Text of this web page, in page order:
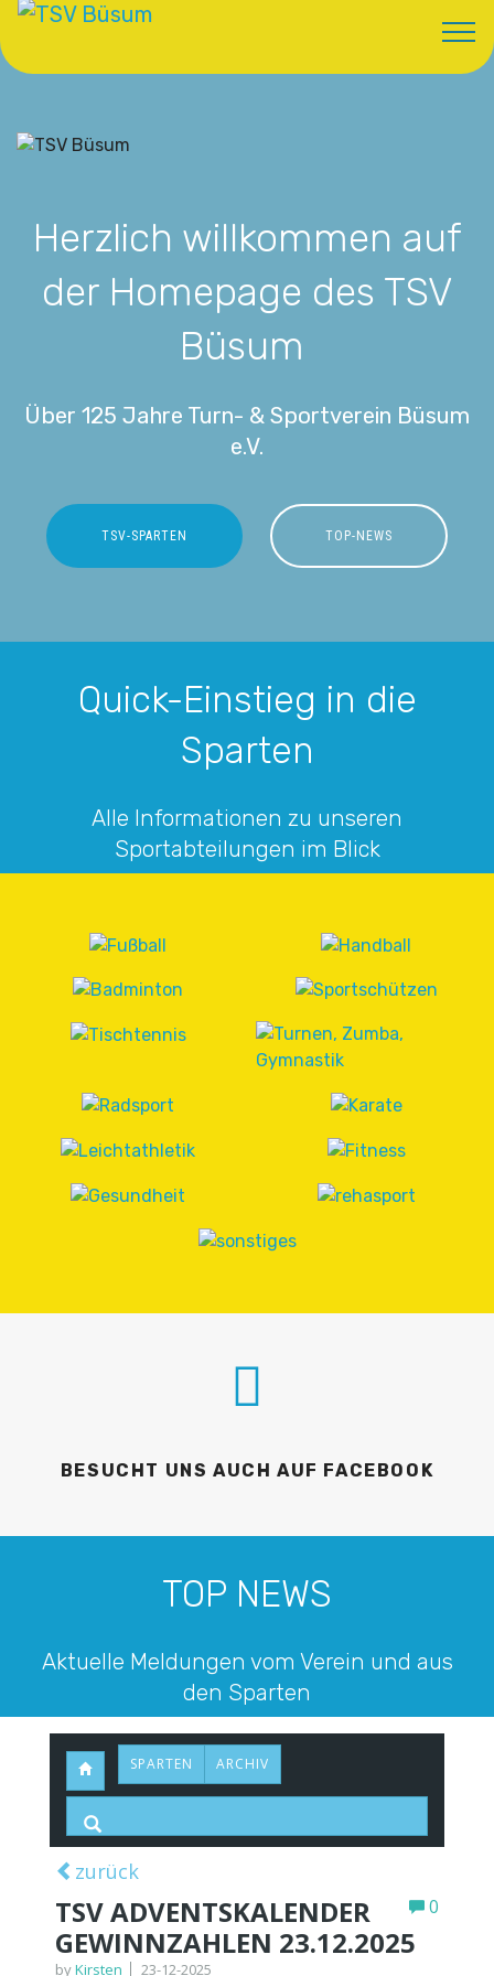
Herzlich willkommen auf
der Homepage des TSV
Büsum
Über 125 Jahre Turn- & Sportverein Büsum
e.V.
TSV-SPARTEN TOP-NEWS
Quick-Einstieg in die
Sparten
Alle Informationen zu unseren
Sportabteilungen im Blick
BESUCHT UNS AUCH AUF FACEBOOK
TOP NEWS
Aktuelle Meldungen vom Verein und aus
den Sparten
SPARTEN ARCHIV
zurück
0
TSV ADVENTSKALENDER
GEWINNZAHLEN 23.12.2025
byKirsten 23-12-2025